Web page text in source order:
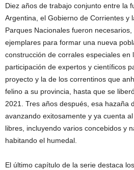
Diez años de trabajo conjunto entre la
Argentina, el Gobierno de Corrientes y
Parques Nacionales fueron
ejemplares para formar una nueva
construcción de corrales especiales en
participación de expertos y científicos
proyecto y la de los correntinos que
felino a su provincia, hasta que se
2021. Tres años después, esa hazaña
avanzando exitosamente y ya cuenta
libres, incluyendo varios concebidos y
habitando el humedal.
El último capítulo de la serie destaca